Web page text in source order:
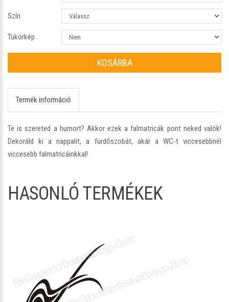
Szín
Tükörkép
KOSÁRBA
Termék információ
Te is szereted a humort? Akkor ezek a falmatricák pont neked valók!
Dekoráld ki a nappalit, a fürdőszobát, akár a WC-t viccesebbnél
viccesebb falmatricáinkkal!
HASONLÓ TERMÉKEK